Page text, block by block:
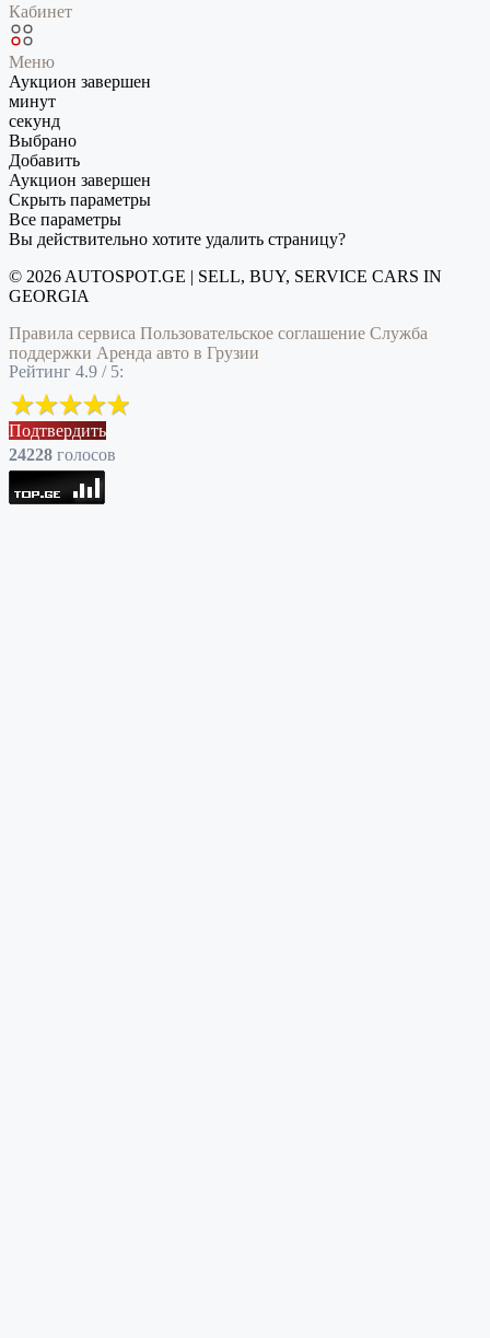
Кабинет
Меню
Аукцион завершен
минут
секунд
Выбрано
Добавить
Аукцион завершен
Скрыть параметры
Все параметры
Вы действительно хотите удалить страницу?
© 2026 AUTOSPOT.GE | SELL, BUY, SERVICE CARS IN
GEORGIA
Правила сервиса Пользовательское соглашение Служба
поддержки Аренда авто в Грузии
Рейтинг 4.9 / 5:
Подтвердить
24228 голоcов